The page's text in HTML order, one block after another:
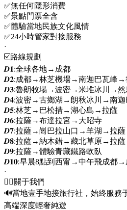
✅無任何隱形消費
✅景點門票全含
✅體驗當地民族文化風情
✅24小時管家對接服務
·
☑️路線規劃
𝑫𝟏:全球各地→成都
𝑫𝟐:成都→林芝機場→南迦巴瓦峰→
𝑫𝟑:魯朗牧場→波密→米堆冰川→
𝑫𝟒:波密→古鄉湖→朗秋冰川→南
𝑫𝟓:林芝→巴松措→湖心島→拉薩
𝑫𝟔:拉薩→布達拉宮→大昭寺
𝑫𝟕:拉薩→崗巴拉山口→羊湖→拉薩
𝑫𝟖:拉薩→納木錯→藏北草原→拉薩
𝑫𝟗:拉薩→體驗青藏鐵路軟臥
𝑫𝟏𝟎:早晨8點到西甯→中午飛成都
·
💁‍♂️關于我們
🔊當地壹手地接旅行社，始終服務
高端深度輕奢純遊